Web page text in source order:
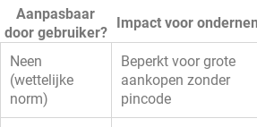
Aanpasbaar
door gebruiker?
Impact voor
Neen
(wettelijke
norm)
Beperkt voor grote
aankopen zonder
pincode